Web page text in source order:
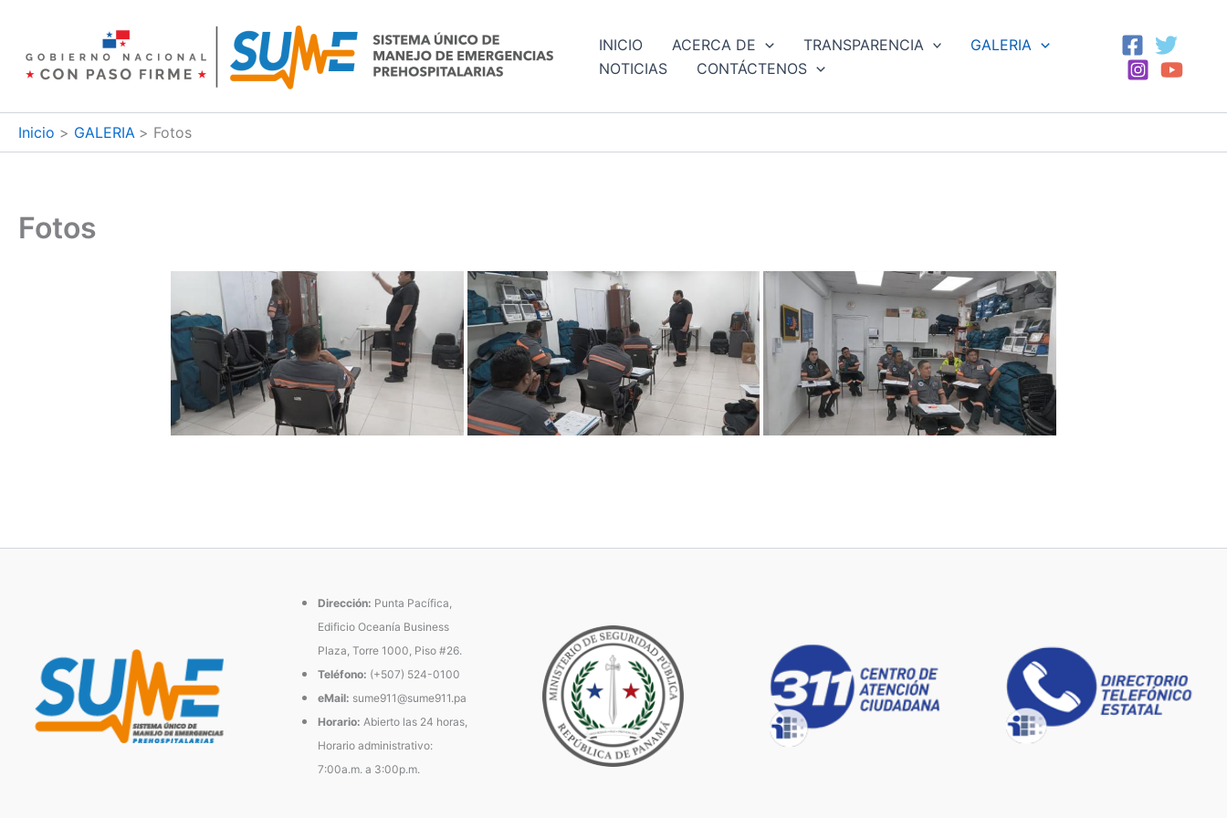
contenido
INICIO ACERCA DE TRANSPARENCIA
GALERIA
NOTICIAS
CONTÁCTENOS
Inicio GALERIA Fotos
Fotos
Dirección: Punta Pacífica,
Edificio Oceanía Business
Plaza, Torre 1000, Piso #26.
Teléfono: (+507) 524-0100
eMail: sume911@sume911.pa
Horario: Abierto las 24 horas,
Horario administrativo:
7:00a.m. a 3:00p.m.